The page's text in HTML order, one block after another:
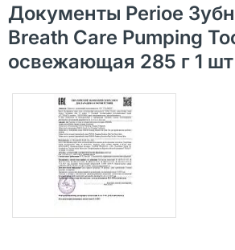
Документы Perioe
Breath Care Pumping
освежающая 285 г 1 шт